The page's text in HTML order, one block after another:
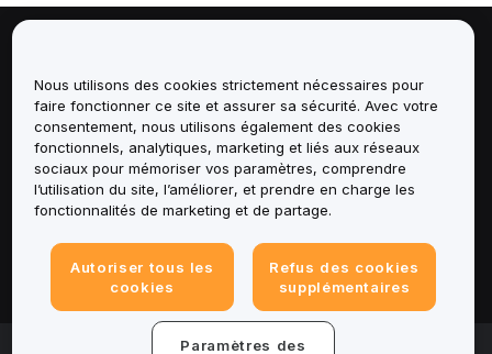
Services
Assistance
Produits
Mentions légales
© 2025-2026 Bybit.eu. All rights reserved.
Nous utilisons des cookies strictement nécessaires pour
faire fonctionner ce site et assurer sa sécurité. Avec votre
consentement, nous utilisons également des cookies
fonctionnels, analytiques, marketing et liés aux réseaux
sociaux pour mémoriser vos paramètres, comprendre
l’utilisation du site, l’améliorer, et prendre en charge les
fonctionnalités de marketing et de partage.
Autoriser tous les
cookies
Refus des cookies
supplémentaires
Paramètres des